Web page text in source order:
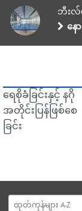
ဘီးလ်
န
ရေစိုခံခြင်းနှင့် နဂို
အတိုင်းပြန်ဖြစ်စေ
ခြင်း